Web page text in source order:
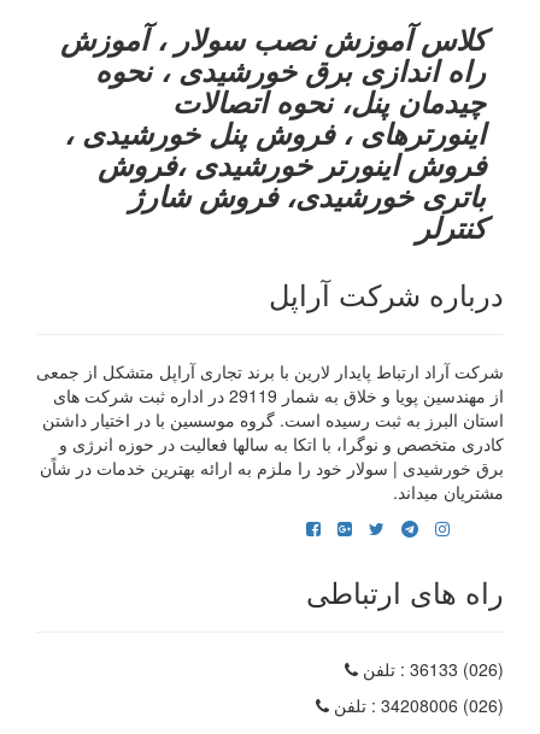
کلاس آموزش نصب سولار ، آموزش
راه اندازی برق خورشیدی ، نحوه
چیدمان پنل، نحوه اتصالات
اینورترهای ، فروش پنل خورشیدی ،
فروش اینورتر خورشیدی ،فروش
باتری خورشیدی، فروش شارژ
کنترلر
درباره شرکت آراپل
شرکت آراد ارتباط پایدار لارین با برند تجاری آراپل متشکل از جمعی
از مهندسین پویا و خلاق به شمار 29119 در اداره ثبت شرکت های
استان البرز به ثبت رسیده است. گروه موسسین با در اختیار داشتن
کادری متخصص و نوگرا، با اتکا به سالها فعالیت در حوزه انرژی و
برق خورشیدی | سولار خود را ملزم به ارائه بهترین خدمات در شاًن
مشتریان میداند.
راه های ارتباطی
(026) 36133
: تلفن
(026) 34208006
: تلفن